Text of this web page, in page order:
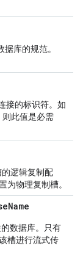
库的规范。
接的标识符。如
此值是必需
逻辑复制配
为物理复制槽。
Name
数据库。只有
槽进行流式传